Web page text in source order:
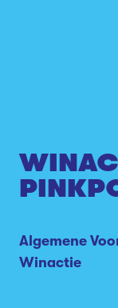
Algemene
Winactie